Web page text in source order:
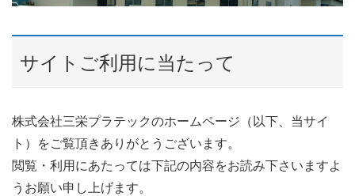
サイトご利用に当たって
株式会社三栄プラテックのホームページ（以下、当サイ
ト）をご覧頂きありがとうございます。
閲覧・利用にあたっては下記の内容をお読み下さいますよ
うお願い申し上げます。